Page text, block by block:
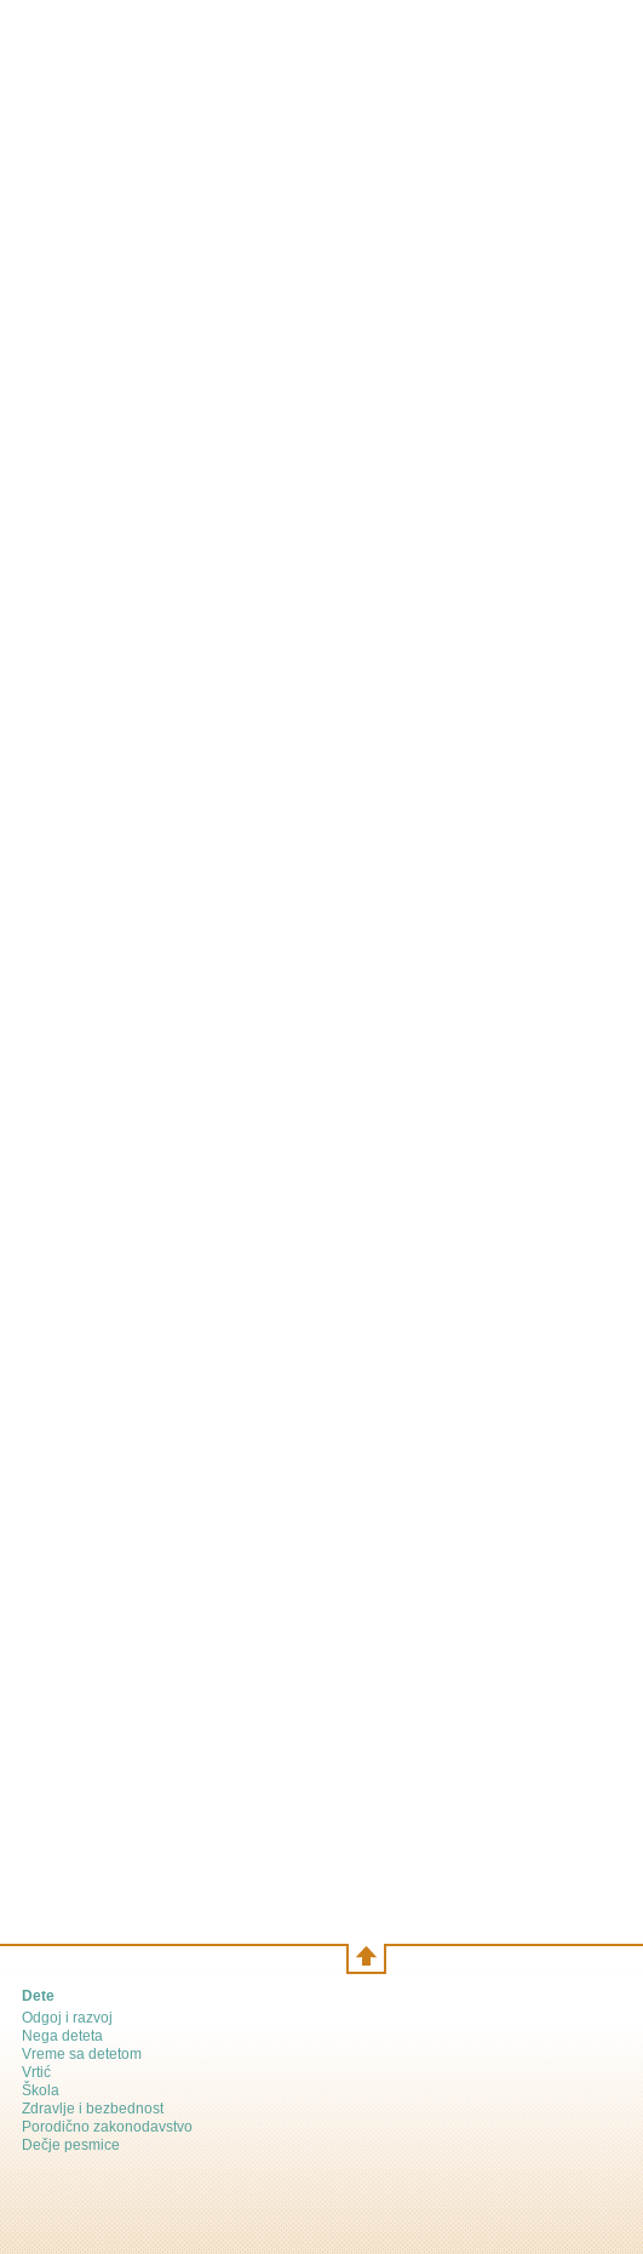
Dete
Odgoj i razvoj
Nega deteta
Vreme sa detetom
Vrtić
Škola
Zdravlje i bezbednost
Porodično zakonodavstvo
Dečje pesmice